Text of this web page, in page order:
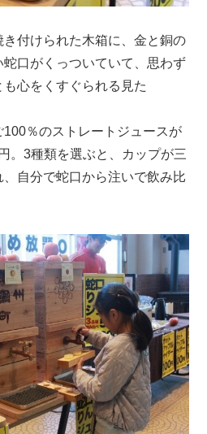
付けられた木箱に、金と銅の
口がくっついていて、思わず
心をくすぐられる見た
％のストレートジュースが
。3種類を選ぶと、カップが三
自分で蛇口から注いで飲み比